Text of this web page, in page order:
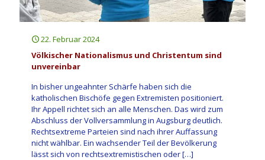
22. Februar 2024
Völkischer Nationalismus und Christentum sind
unvereinbar
In bisher ungeahnter Schärfe haben sich die
katholischen Bischöfe gegen Extremisten positioniert.
Ihr Appell richtet sich an alle Menschen. Das wird zum
Abschluss der Vollversammlung in Augsburg deutlich.
Rechtsextreme Parteien sind nach ihrer Auffassung
nicht wählbar. Ein wachsender Teil der Bevölkerung
lässt sich von rechtsextremistischen oder[…]